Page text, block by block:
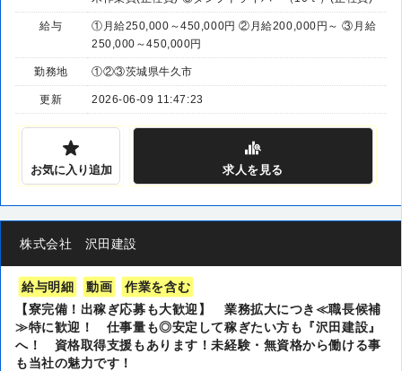
給与
①月給250,000～450,000円 ②月給200,000円～ ③月給
250,000～450,000円
勤務地 ①②③茨城県牛久市
更新 2026-06-09 11:47:23
お気に入り追加 求人 を見る
株式会社 沢田建設
給与明細 動画
作業を含む
【寮完備！出稼ぎ応募も大歓迎】 業務拡大につき≪職長候補
≫特に歓迎！ 仕事量も◎安定して稼ぎたい方も『沢田建設』
へ！ 資格取得支援もあります！未経験・無資格から働ける事
も当社の魅力です！